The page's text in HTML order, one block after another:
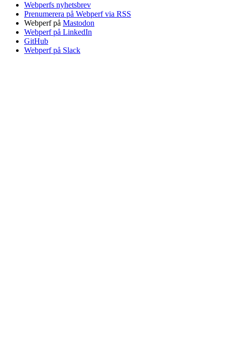
Webperfs nyhetsbrev
Prenumerera på Webperf via RSS
Webperf på Mastodon
Webperf på LinkedIn
GitHub
Webperf på Slack